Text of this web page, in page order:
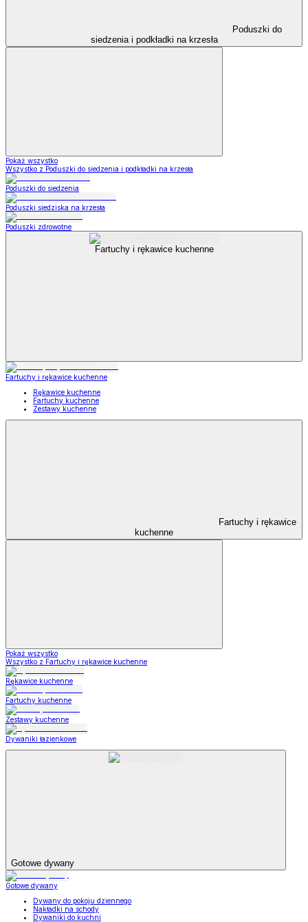
Poduszki do
siedzenia i podkładki na krzesła
Pokaż wszystko
Wszystko z Poduszki do siedzenia i podkładki na krzesła
Poduszki do siedzenia
Poduszki siedziska na krzesła
Poduszki zdrowotne
Fartuchy i rękawice kuchenne
Fartuchy i rękawice kuchenne
Rękawice kuchenne
Fartuchy kuchenne
Zestawy kuchenne
Fartuchy i rękawice
kuchenne
Pokaż wszystko
Wszystko z Fartuchy i rękawice kuchenne
Rękawice kuchenne
Fartuchy kuchenne
Zestawy kuchenne
Dywaniki łazienkowe
Gotowe dywany
Gotowe dywany
Dywany do pokoju dziennego
Nakładki na schody
Dywaniki do kuchni